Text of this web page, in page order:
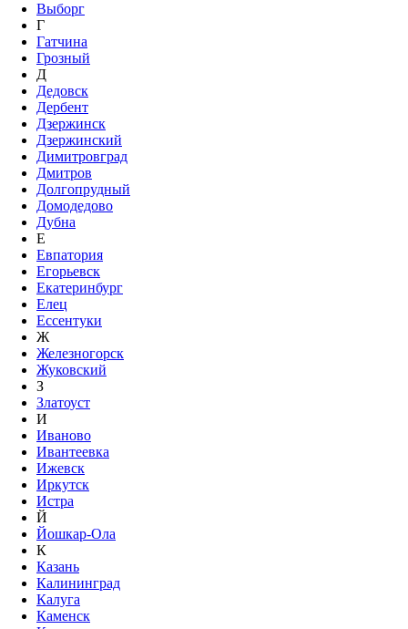
Выборг
Г
Гатчина
Грозный
Д
Дедовск
Дербент
Дзержинск
Дзержинский
Димитровград
Дмитров
Долгопрудный
Домодедово
Дубна
Е
Евпатория
Егорьевск
Екатеринбург
Елец
Ессентуки
Ж
Железногорск
Жуковский
З
Златоуст
И
Иваново
Ивантеевка
Ижевск
Иркутск
Истра
Й
Йошкар-Ола
К
Казань
Калининград
Калуга
Каменск